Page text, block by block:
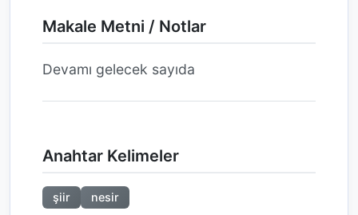
Makale Metni / Notlar
Devamı gelecek sayıda
Anahtar Kelimeler
şiir nesir